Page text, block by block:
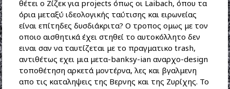
θέτει ο Ζίζεκ για projects όπως οι Laibach, όπου τα
όρια μεταξύ ιδεολογικής ταύτισης και ειρωνείας
είναι επίτηδες δυσδιάκριτα? Ο τροπος ομως με τον
οποιο αισθητικά έχει στηθεί το αυτοκόλλητο δεν
ειναι σαν να ταυτίζεται με το πραγματικο trash,
αντιθέτως εχει μια μετα-banksy-ian αναρχο-design
τοποθέτηση αρκετά μοντέρνα, λες και βγαλμενη
απο τις καταληψεις της Βερνης και της Ζυρίχης. Το